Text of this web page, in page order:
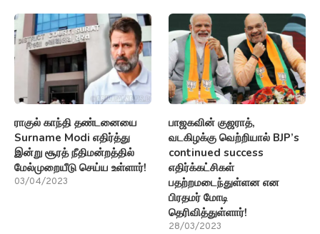
ராகுல் காந்தி தண்டனையை
Surname Modi எதிர்த்து
இன்று சூரத் நீதிமன்றத்தில்
மேல்முறையீடு செய்ய உள்ளார்!
03/04/2023
பாஜகவின் குஜராத்,
வடகிழக்கு வெற்றியால் BJP’s
continued success
எதிர்க்கட்சிகள்
பதற்றமடைந்துள்ளன என
பிரதமர் மோடி
தெரிவித்துள்ளார்!
28/03/2023